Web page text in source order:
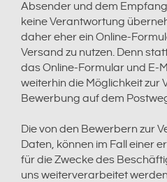
Absender und dem
keine Verantwortung
daher eher ein Online-
Versand zu nutzen. Denn
das Online-Formular und E-
weiterhin die Möglichkeit zur
Bewerbung auf dem
Die von den Bewerbern zur
Daten, können im Fall einer
für die Zwecke des
uns weiterverarbeitet